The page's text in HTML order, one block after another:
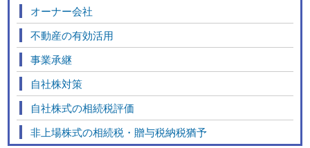
オーナー会社
不動産の有効活用
事業承継
自社株対策
自社株式の相続税評価
非上場株式の相続税・贈与税納税猶予